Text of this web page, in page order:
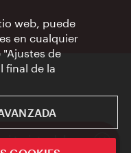
tarjeta del
web, puede
en cualquier
de
final de la